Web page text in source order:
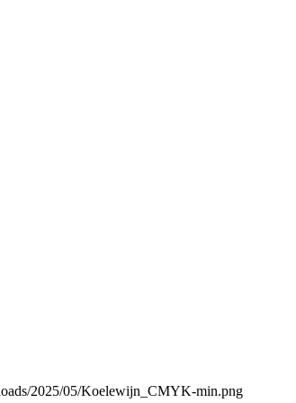
2025/05/Koelewijn_CMYK-min.png